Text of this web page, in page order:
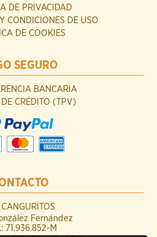
DE PRIVACIDAD
CONDICIONES DE USO
DE COOKIES
SEGURO
BANCARIA
DE CRÉDITO (TPV)
CANGURITOS
Fernández
71.936.852-M